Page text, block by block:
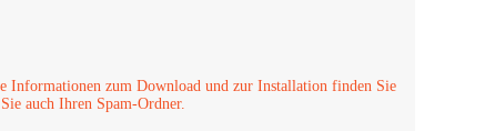
Informationen zum Download und zur Installation finden Sie
auch Ihren Spam-Ordner.